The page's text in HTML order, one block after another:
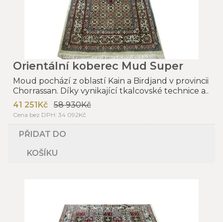
Orientální koberec Mud Super
Moud pochází z oblastí Kain a Birdjand v provincii
Chorrassan. Díky vynikající tkalcovské technice a..
41 251Kč
58 930Kč
Cena bez DPH: 34 092Kč
PŘIDAT DO
KOŠÍKU